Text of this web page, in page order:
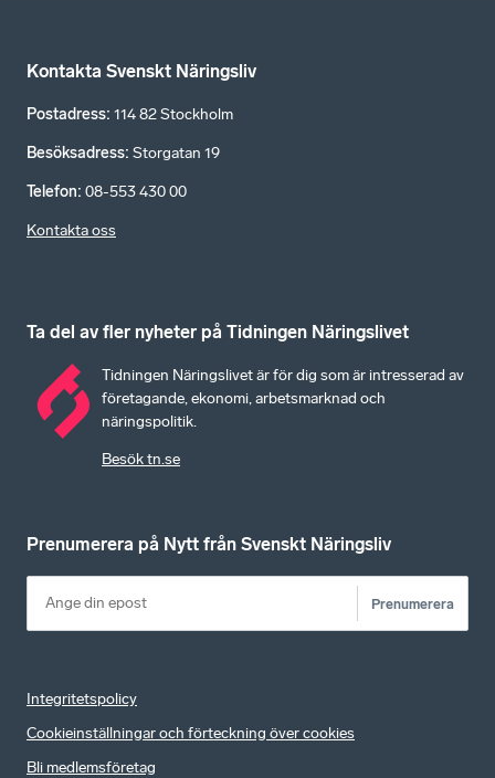
Kontakta Svenskt Näringsliv
Postadress: 114 82 Stockholm
Besöksadress: Storgatan 19
Telefon: 08-553 430 00
Kontakta oss
Ta del av fler nyheter på Tidningen Näringslivet
Tidningen Näringslivet är för dig som är intresserad av
företagande, ekonomi, arbetsmarknad och
näringspolitik.
Besök tn.se
Prenumerera på Nytt från Svenskt Näringsliv
Prenumerera
Integritetspolicy
Cookieinställningar och förteckning över cookies
Bli medlemsföretag